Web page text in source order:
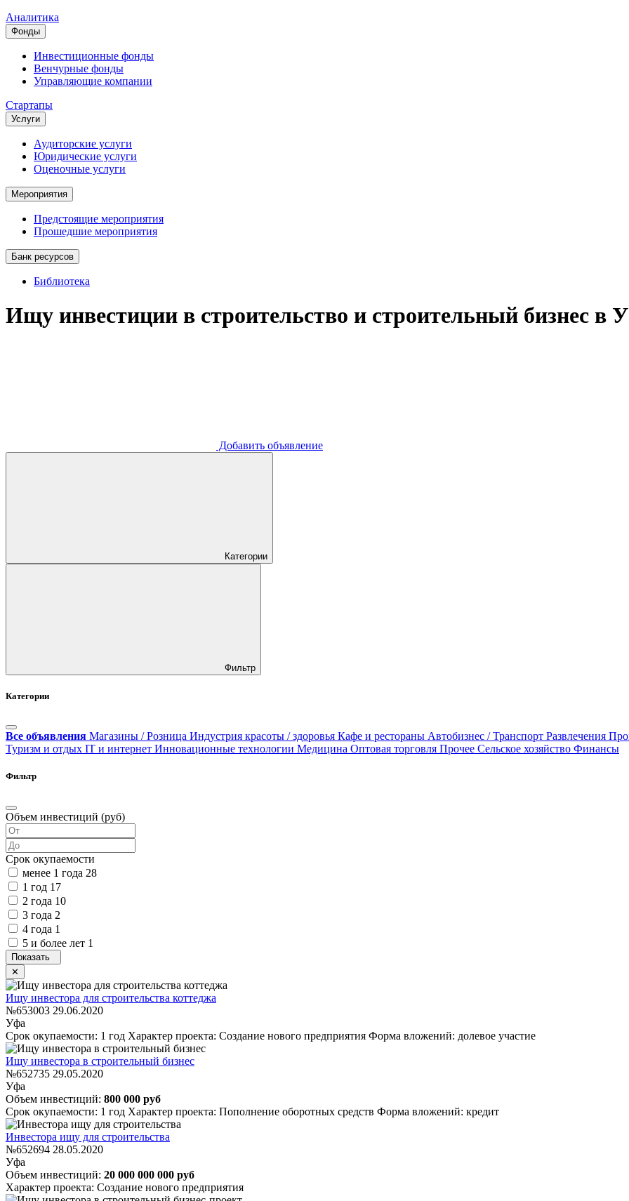
Аналитика
Фонды
Инвестиционные фонды
Венчурные фонды
Управляющие компании
Стартапы
Услуги
Аудиторские услуги
Юридические услуги
Оценочные услуги
Мероприятия
Предстоящие мероприятия
Прошедшие мероприятия
Банк ресурсов
Библиотека
Ищу инвестиции в строительство и строительный бизнес в
Добавить объявление
Категории
Фильтр
Категории
Все объявления Магазины / Розница Индустрия красоты / здоровья Кафе и рестораны Автобизнес / Транспорт Развлечения
Туризм и отдых IT и интернет Инновационные технологии Медицина Оптовая торговля Прочее Сельское хозяйство Финансы
Фильтр
Объем инвестиций (руб)
Срок окупаемости
менее 1 года 28
1 год 17
2 года 10
3 года 2
4 года 1
5 и более лет 1
Ищу инвестора для строительства коттеджа
№653003 29.06.2020
Уфа
Срок окупаемости: 1 год Характер проекта: Создание нового предприятия Форма вложений: долевое участие
Ищу инвестора в строительный бизнес
№652735 29.05.2020
Уфа
Объем инвестиций: 800 000 руб
Срок окупаемости: 1 год Характер проекта: Пополнение оборотных средств Форма вложений: кредит
Инвестора ищу для строительства
№652694 28.05.2020
Уфа
Объем инвестиций: 20 000 000 000 руб
Характер проекта: Создание нового предприятия